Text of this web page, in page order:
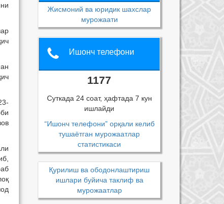
Жисмоний ва юридик шахслар
мурожаати
Ишонч телефони
1177
Суткада 24 соат, ҳафтада 7 кун
ишлайди
“Ишонч телефони” орқали келиб
тушаётган мурожаатлар
статистикаси
Қурилиш ва ободонлаштириш
ишлари буйича таклиф ва
мурожаатлар